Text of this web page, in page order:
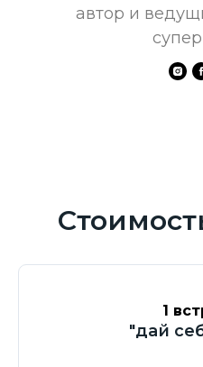
автор и
1
"дай